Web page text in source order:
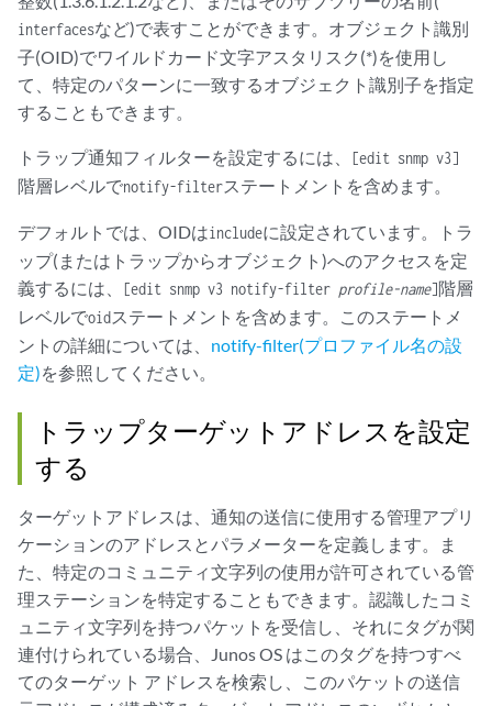
interfacesなど)で表すことができます。オブジェクト識別
子(OID)でワイルドカード文字アスタリスク(*)を使用し
て、特定のパターンに一致するオブジェクト識別子を指定
することもできます。
トラップ通知フィルターを設定するには、 [edit snmp v3]
階層レベルでnotify-filterステートメントを含めます。
デフォルトでは、OIDはincludeに設定されています。トラ
ップ(またはトラップからオブジェクト)へのアクセスを定
義するには、
[edit snmp v3 notify-filter profile-name]階層
レベルでoidステートメントを含めます。このステートメ
ントの詳細については、 notify-filter(プロファイル名の設
定)を参照してください。
トラップターゲットアドレスを設定
する
ターゲットアドレスは、通知の送信に使用する管理アプリ
ケーションのアドレスとパラメーターを定義します。ま
た、特定のコミュニティ文字列の使用が許可されている管
理ステーションを特定することもできます。認識したコミ
ュニティ文字列を持つパケットを受信し、それにタグが関
連付けられている場合、Junos OS はこのタグを持つすべ
てのターゲット アドレスを検索し、このパケットの送信